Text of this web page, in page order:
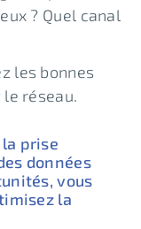
? Quel canal
les bonnes
réseau.
prise
données
vous
la